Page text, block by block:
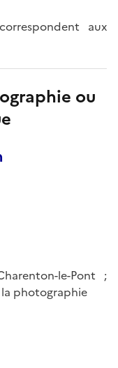
aux
ou
le-Pont ;
photographie